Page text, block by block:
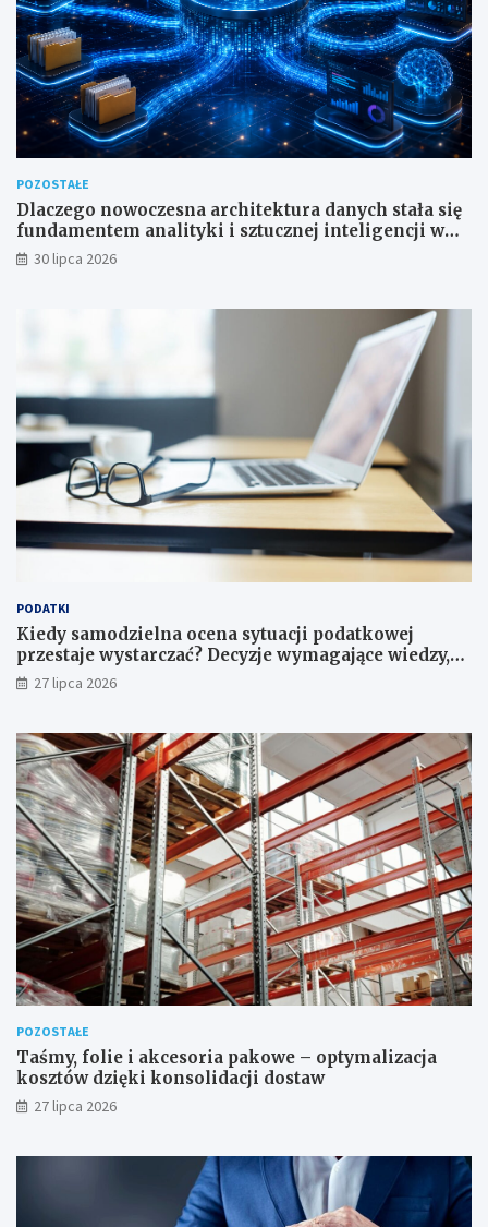
POZOSTAŁE
Dlaczego nowoczesna architektura danych stała się
fundamentem analityki i sztucznej inteligencji w
przedsiębiorstwach?
30 lipca 2026
PODATKI
Kiedy samodzielna ocena sytuacji podatkowej
przestaje wystarczać? Decyzje wymagające wiedzy,
której nie zastąpi internet
27 lipca 2026
POZOSTAŁE
Taśmy, folie i akcesoria pakowe – optymalizacja
kosztów dzięki konsolidacji dostaw
27 lipca 2026